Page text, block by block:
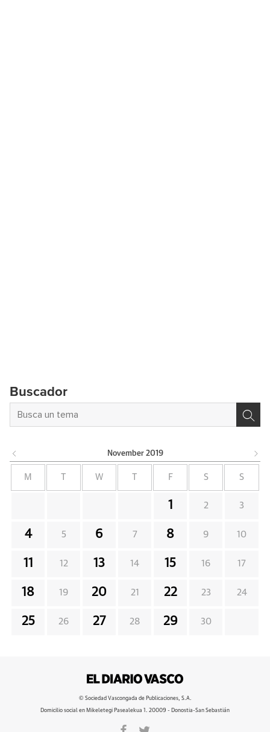
Buscador
November 2019
M T W T F S S
1 2 3
4 5 6 7 8 9 10
11 12 13 14 15 16 17
18 19 20 21 22 23 24
25 26 27 28 29 30
© Sociedad Vascongada de Publicaciones, S.A.
Domicilio social en Mikeletegi Pasealekua 1. 20009 - Donostia-San Sebastián